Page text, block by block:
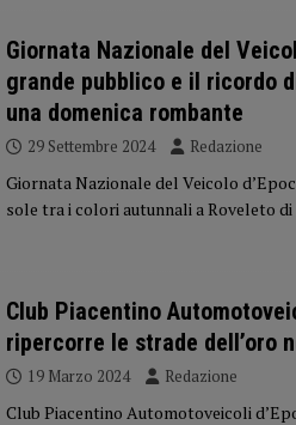
Giornata Nazionale del
grande pubblico e il ricordo
una domenica rombante
29 Settembre 2024 Redazione
Giornata Nazionale del Veicolo
sole tra i colori autunnali a Roveleto
Club Piacentino
ripercorre le strade dell’oro
19 Marzo 2024 Redazione
Club Piacentino Automotoveicoli